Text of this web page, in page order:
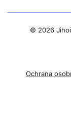
© 2026
Ochrana